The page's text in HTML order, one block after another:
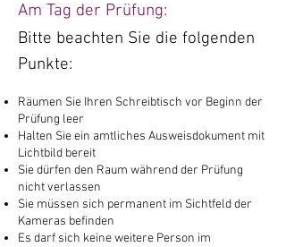
​Am Tag der Prüfung:
Bitte beachten Sie die folgenden
Punkte:
Räumen Sie Ihren Schreibtisch vor Beginn der
Prüfung leer
Halten Sie ein amtliches Ausweisdokument mit
Lichtbild bereit
Sie dürfen den Raum während der Prüfung
nicht verlassen
Sie müssen sich permanent im Sichtfeld der
Kameras befinden
Es darf sich keine weitere Person im